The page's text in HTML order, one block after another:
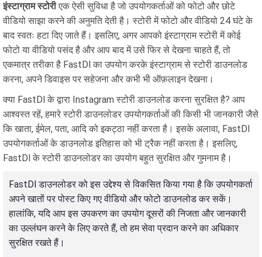
इंस्टाग्राम स्टोरीएक ऐसी सुविधा है जो उपयोगकर्ताओं को फोटो और छोटे
वीडियो साझा करने की अनुमति देती है। स्टोरी में फोटो और वीडियो 24 घंटे के
बाद स्वतः हटा दिए जाते हैं। इसलिए, अगर आपको इंस्टाग्राम स्टोरी में कोई
फोटो या वीडियो पसंद है और आप बाद में उसे फिर से देखना चाहते हैं, तो
एकमात्र तरीका है FastDl का उपयोग करके इंस्टाग्राम से स्टोरी डाउनलोड
करना, अपने डिवाइस पर सहेजना और कभी भी ऑफ़लाइन देखना।
क्या FastDl के द्वारा Instagram स्टोरी डाउनलोड करना सुरक्षित है? आप
आश्वस्त रहें, हमारे स्टोरी डाउनलोडर उपयोगकर्ताओं की किसी भी जानकारी जैसे
कि खाता, ईमेल, पता, आदि को इकट्ठा नहीं करता है। इसके अलावा, FastDl
उपयोगकर्ताओं के डाउनलोड इतिहास को भी ट्रैक नहीं करता है। इसलिए,
FastDl के स्टोरी डाउनलोडर का उपयोग बहुत सुरक्षित और गुमनाम है।
FastDl डाउनलोडर को इस उद्देश्य से विकसित किया गया है कि उपयोगकर्ता
अपने खातों पर पोस्ट किए गए वीडियो और फोटो डाउनलोड कर सकें।
हालांकि, यदि आप इस उपकरण का उपयोग दूसरों की निजता और जानकारी
का उल्लंघन करने के लिए करते हैं, तो हम सेवा प्रदान करने का अधिकार
सुरक्षित रखते हैं।